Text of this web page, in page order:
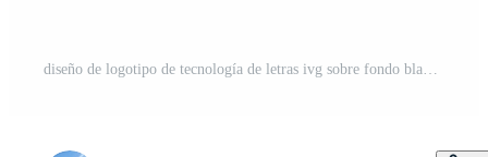
diseño de logotipo de tecnología de letras ivg sobre fondo blanco. ivg creative initials letter it concepto de logotipo. diseño de letras ivg. Pro Vector y Pro SVG